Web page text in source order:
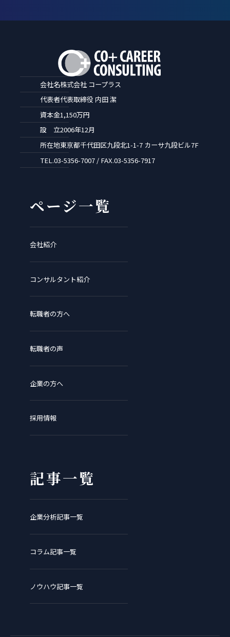
会社名株式会社 コープラス
代表者代表取締役 内田 潔
資本金1,150万円
設 立2006年12月
所在地東京都千代田区九段北1-1-7 カーサ九段ビル7F
TEL.03-5356-7007 / FAX.03-5356-7917
ページ一覧
会社紹介
コンサルタント紹介
転職者の方へ
転職者の声
企業の方へ
採用情報
記事一覧
企業分析記事一覧
コラム記事一覧
ノウハウ記事一覧